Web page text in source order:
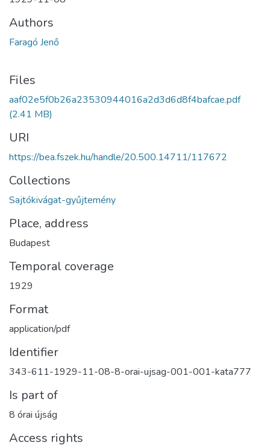
Authors
Faragó Jenő
Files
aaf02e5f0b26a23530944016a2d3d6d8f4bafcae.pdf
(2.41 MB)
URI
https://bea.fszek.hu/handle/20.500.14711/117672
Collections
Sajtókivágat-gyűjtemény
Place, address
Budapest
Temporal coverage
1929
Format
application/pdf
Identifier
343-611-1929-11-08-8-orai-ujsag-001-001-kata777
Is part of
8 órai újság
Access rights